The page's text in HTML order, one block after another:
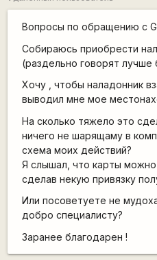
Вопросы по обращению с
Собираюсь приобрести
(раздельно говорят лучше
Хочу , чтобы наладонник
выводил мне мое
На сколько тяжело это
ничего не шарящаму в
схема моих действий?
Я слышал, что карты можно
сделав некую привязку
Или посоветуете не
добро специалисту?
Заранее благодарен !